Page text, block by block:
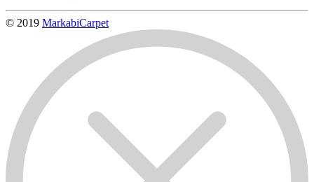
© 2019 MarkabiCarpet